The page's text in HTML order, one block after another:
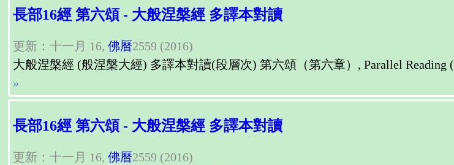
長部16經 第六頌 - 大般涅槃經 多譯本對讀
更新：十一月 16, 佛曆2559 (2016)
大般涅槃經 (般涅槃大經) 多譯本對讀(段層次) 第六頌（第六章）, Parallel Reading
»
長部16經 第六頌 - 大般涅槃經 多譯本對讀
更新：十一月 16, 佛曆2559 (2016)